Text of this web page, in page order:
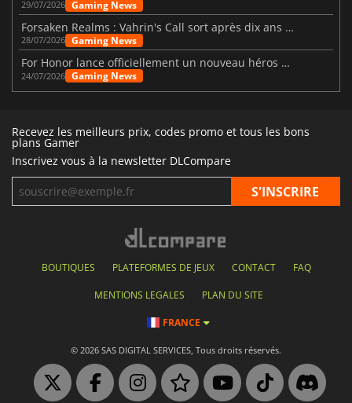
29/07/2026 Gaming News
Forsaken Realms : Vahrin's Call sort après dix ans de développement
28/07/2026 Gaming News
For Honor lance officiellement un nouveau héros nommé Arakure
24/07/2026 Gaming News
Recevez les meilleurs prix, codes promo et tous les bons
plans Gamer
Inscrivez vous à la newsletter DLCompare
BOUTIQUES PLATEFORMES DE JEUX CONTACT FAQ
MENTIONS LEGALES PLAN DU SITE
FRANCE
© 2026 SAS DIGITAL SERVICES, Tous droits réservés.